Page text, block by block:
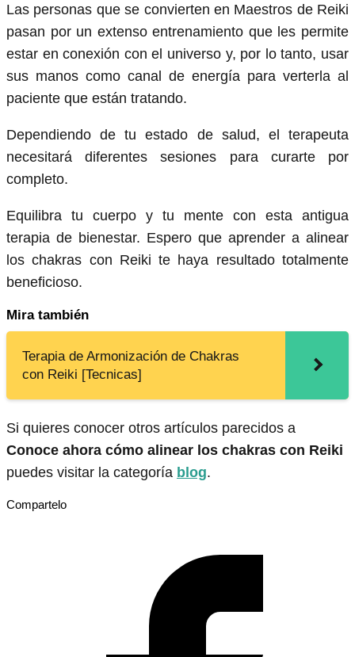
Las personas que se convierten en Maestros de Reiki
pasan por un extenso entrenamiento que les permite
estar en conexión con el universo y, por lo tanto, usar
sus manos como canal de energía para verterla al
paciente que están tratando.
Dependiendo de tu estado de salud, el terapeuta
necesitará diferentes sesiones para curarte por
completo.
Equilibra tu cuerpo y tu mente con esta antigua
terapia de bienestar. Espero que aprender a alinear
los chakras con Reiki te haya resultado totalmente
beneficioso.
Mira también
Terapia de Armonización de Chakras
con Reiki [Tecnicas]
Si quieres conocer otros artículos parecidos a
Conoce ahora cómo alinear los chakras con Reiki
puedes visitar la categoría blog.
Compartelo